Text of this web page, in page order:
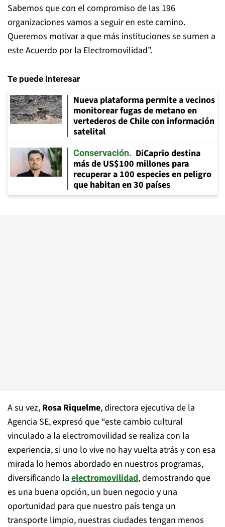
Sabemos que con el compromiso de las 196
organizaciones vamos a seguir en este camino.
Queremos motivar a que más instituciones se sumen a
este Acuerdo por la Electromovilidad”.
Te puede interesar
Nueva plataforma permite a vecinos
monitorear fugas de metano en
vertederos de Chile con información
satelital
Conservación
DiCaprio destina
más de US$100 millones para
recuperar a 100 especies en peligro
que habitan en 30 países
A su vez, Rosa Riquelme, directora ejecutiva de la
Agencia SE, expresó que “este cambio cultural
vinculado a la electromovilidad se realiza con la
experiencia, si uno lo vive no hay vuelta atrás y con esa
mirada lo hemos abordado en nuestros programas,
diversificando la electromovilidad, demostrando que
es una buena opción, un buen negocio y una
oportunidad para que nuestro país tenga un
transporte limpio, nuestras ciudades tengan menos